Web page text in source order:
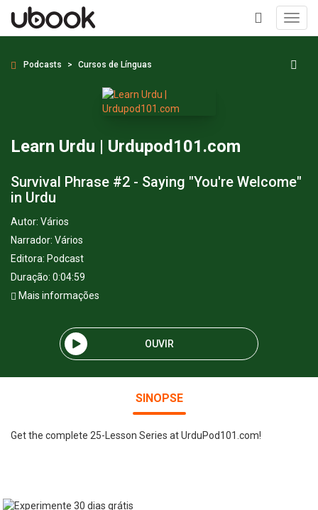
+
Podcasts Cursos de Línguas
Learn Urdu | Urdupod101.com
Survival Phrase #2 - Saying "You're Welcome"
in Urdu
Autor: Vários
Narrador: Vários
Editora: Podcast
Duração: 0:04:59
Mais informações
OUVIR
SINOPSE
Get the complete 25-Lesson Series at UrduPod101.com!